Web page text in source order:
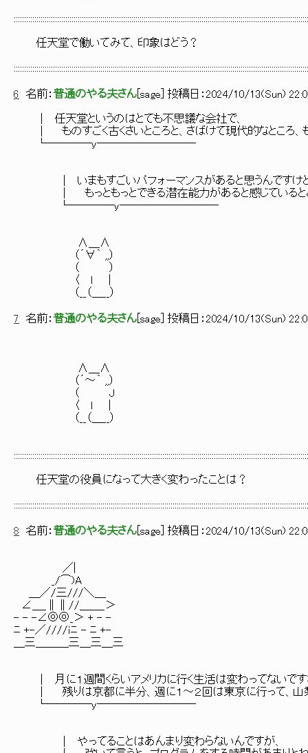
任天堂で働いてみて、印象はどう？
6 名前： 普通のやる夫さん sage ] 投稿日： 2024/10/13(Sun)
│ 任天堂というのはとても不思議な会社で、
│ ものすごく古くさいところと、さばけて現代的なところ、も
└────y─────────
│ いまもすごいパフォーマンスがあると思うんですけ
│ もっともっとできる潜在能力があると感じていると
└────y─────────
∧＿∧
（´∀｀ ,,）
（ ）
〈 ｌ ｜
（__（＿__）
7 名前： 普通のやる夫さん sage ] 投稿日： 2024/10/13(Sun)
∧＿∧
（´～｀ ,,）
（ J
〈 ｌ ｜
（__（＿__）
任天堂の役員になって大きく変わったことは？
8 名前： 普通のやる夫さん sage ] 投稿日： 2024/10/13(Sun)
／|
_/⌒)A
＿／/三///＼＿
∠＿_∥∥//＿＿_＞
- - -∠◎◎_＞ + - -
ﾆ +-／////ｉﾆ - ﾆ +-
＿三＿＿＿三＿三＿三
│ 月に１週間くらいアメリカに行く生活は変わってないで
│ 残りは京都に半分、週に１～２回は東京に行って、山梨
└────y─────────
│ やってることはあんまり変わらないんですが、